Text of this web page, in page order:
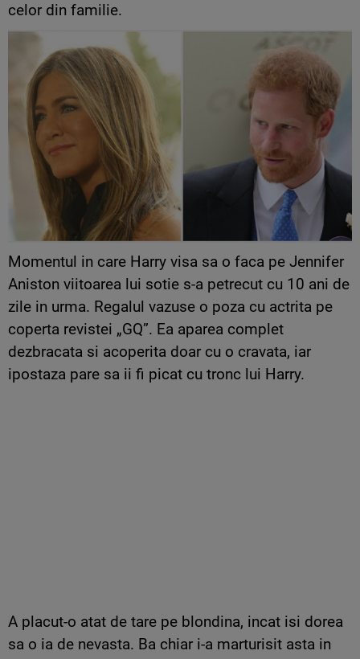
celor din familie.
Momentul in care Harry visa sa o faca pe Jennifer
Aniston viitoarea lui sotie s-a petrecut cu 10 ani de
zile in urma. Regalul vazuse o poza cu actrita pe
coperta revistei „GQ”. Ea aparea complet
dezbracata si acoperita doar cu o cravata, iar
ipostaza pare sa ii fi picat cu tronc lui Harry.
A placut-o atat de tare pe blondina, incat isi dorea
sa o ia de nevasta. Ba chiar i-a marturisit asta in